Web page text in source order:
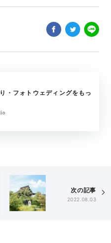
・フォトウェディングをもっ
次の記事
2022.08.03